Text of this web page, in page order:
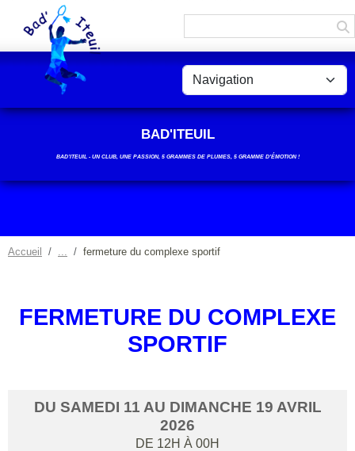
BAD'ITEUIL
BAD’ITEUIL - UN CLUB, UNE PASSION, 5 GRAMMES DE PLUMES, 5 GRAMME D'ÉMOTION !
Accueil fermeture du complexe sportif
FERMETURE DU COMPLEXE
SPORTIF
DU SAMEDI 11 AU DIMANCHE 19 AVRIL
2026
DE 12H À 00H
Panneau de gestion des cookies